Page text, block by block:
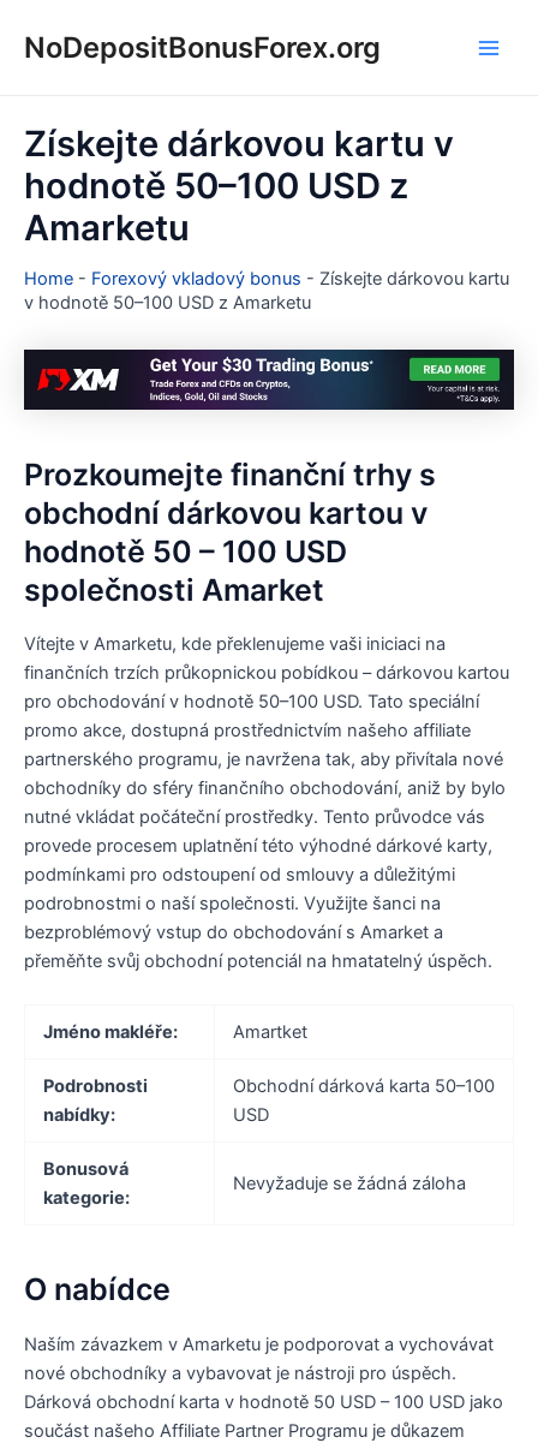
NoDepositBonusForex.org
Získejte dárkovou kartu v
hodnotě 50–100 USD z
Amarketu
Home - Forexový vkladový bonus - Získejte dárkovou kartu
v hodnotě 50–100 USD z Amarketu
Prozkoumejte finanční trhy s
obchodní dárkovou kartou v
hodnotě 50 – 100 USD
společnosti Amarket
Vítejte v Amarketu, kde překlenujeme vaši iniciaci na
finančních trzích průkopnickou pobídkou – dárkovou kartou
pro obchodování v hodnotě 50–100 USD. Tato speciální
promo akce, dostupná prostřednictvím našeho affiliate
partnerského programu, je navržena tak, aby přivítala nové
obchodníky do sféry finančního obchodování, aniž by bylo
nutné vkládat počáteční prostředky. Tento průvodce vás
provede procesem uplatnění této výhodné dárkové karty,
podmínkami pro odstoupení od smlouvy a důležitými
podrobnostmi o naší společnosti. Využijte šanci na
bezproblémový vstup do obchodování s Amarket a
přeměňte svůj obchodní potenciál na hmatatelný úspěch.
Jméno makléře: Amartket
Podrobnosti
nabídky:
Obchodní dárková karta 50–100
USD
Bonusová
kategorie:
Nevyžaduje se žádná záloha
O nabídce
Naším závazkem v Amarketu je podporovat a vychovávat
nové obchodníky a vybavovat je nástroji pro úspěch.
Dárková obchodní karta v hodnotě 50 USD – 100 USD jako
součást našeho Affiliate Partner Programu je důkazem